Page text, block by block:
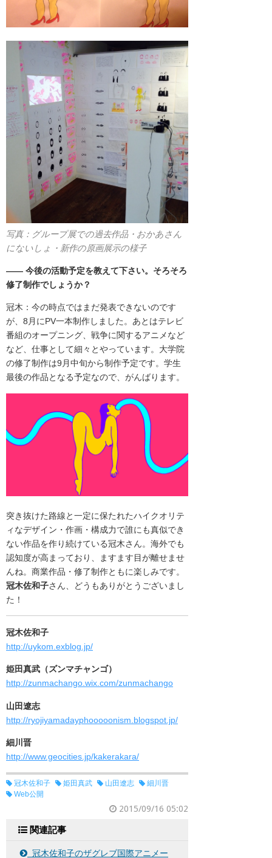
写真： グループ展での過去作品・おかあさん
にないしょ・新作の原画展示の様子
―― 今後の活動予定を教えて下さい。そろそろ
修了制作でしょうか？
冠木：今の時点ではまだ発表できないのです
が、 8月にPV一本制作しました。 あとはテレビ
番組のオープニング、戦争に関するアニメなど
など、 仕事として細々とやっています。大学院
の修了制作は9月中旬から制作予定です。 学生
最後の作品となる予定なので、がんばります。
突き抜けた路線と一定に保たれたハイクオリテ
ィなデザイン・作画・構成力で誰にも真似でき
ない作品を作り続けている冠木さん。海外でも
認知度が高まっており、ますます目が離せませ
んね。商業作品・修了制作ともに楽しみです。
冠木佐和子さん、どうもありがとうございまし
た！
冠木佐和子
http://uykom.exblog.jp/
姫田真武（ズンマチャンゴ）
http://zunmachango.wix.com/zunmachango
山田遼志
http://ryojiyamadayphooooonism.blogspot.jp/
細川晋
http://www.geocities.jp/kakerakara/
冠木佐和子 姫田真武 山田遼志
細川晋
Web公開
2015/09/16 05:02
関連記事
冠木佐和子のザグレブ国際アニメー